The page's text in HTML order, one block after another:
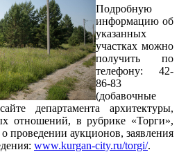
Подробную
информацию об
указанных
участках можно
получить по
телефону: 42-
86-83
(добавочные
департамента архитектуры,
отношений, в рубрике «Торги»,
проведении аукционов, заявления
www.kurgan-city.ru/torgi/.